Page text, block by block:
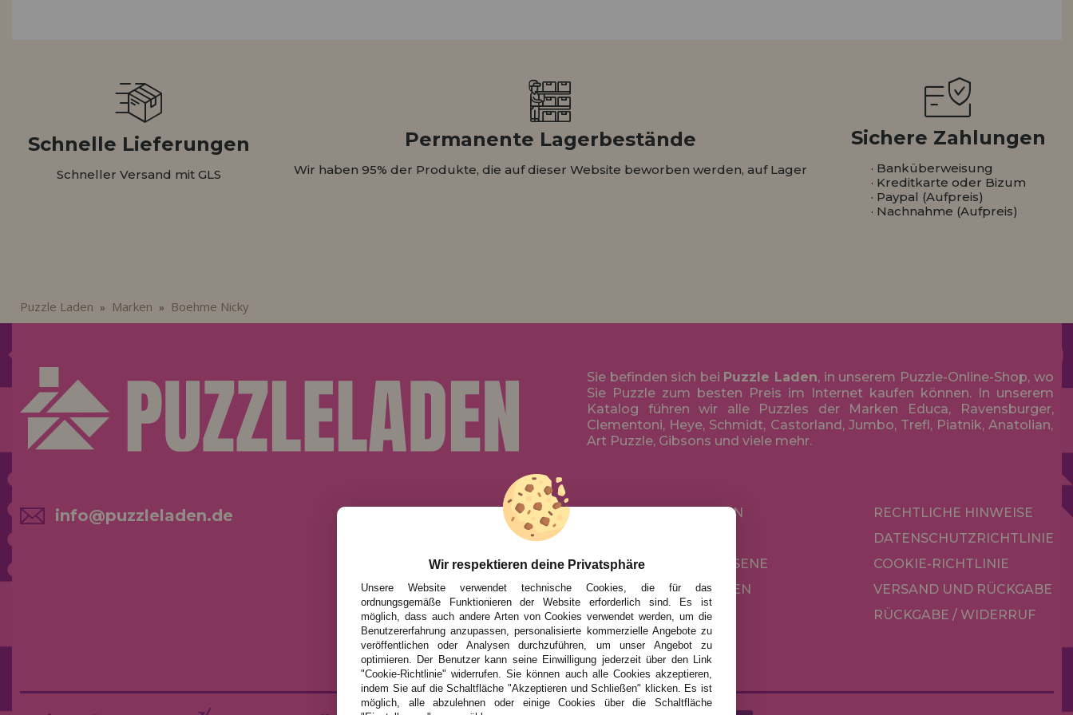
info@puzzleladen.de
Schnelle Lieferungen
Schneller Versand mit GLS
Permanente Lagerbestände
Wir haben 95% der Produkte, die auf dieser Website beworben werden, auf Lager
Sichere Zahlungen
· Banküberweisung
· Kreditkarte oder Bizum
· Paypal (Aufpreis)
· Nachnahme (Aufpreis)
Puzzle Laden » Marken » Boehme Nicky
Sie befinden sich bei Puzzle Laden, in unserem Puzzle-Online-Shop, wo
Sie Puzzle zum besten Preis im Internet kaufen können. In unserem
Katalog führen wir alle Puzzles der Marken Educa, Ravensburger,
Clementoni, Heye, Schmidt, Castorland, Jumbo, Trefl, Piatnik, Anatolian,
Art Puzzle, Gibsons und viele mehr.
info@puzzleladen.de
AKTIONEN UND ANGEBOTE
NACH MARKEN
FÜR ERWACHSENE
NACH AUTOREN
ZUBEHÖR
BRETTSPIELE
RECHTLICHE HINWEISE
DATENSCHUTZRICHTLINIE
COOKIE-RICHTLINIE
VERSAND UND RÜCKGABE
RÜCKGABE / WIDERRUF
Wir respektieren deine Privatsphäre
Unsere Website verwendet technische Cookies, die für das
ordnungsgemäße Funktionieren der Website erforderlich sind. Es ist
möglich, dass auch andere Arten von Cookies verwendet werden, um die
Benutzererfahrung anzupassen, personalisierte kommerzielle Angebote zu
veröffentlichen oder Analysen durchzuführen, um unser Angebot zu
optimieren. Der Benutzer kann seine Einwilligung jederzeit über den Link
"Cookie-Richtlinie" widerrufen. Sie können auch alle Cookies akzeptieren,
indem Sie auf die Schaltfläche "Akzeptieren und Schließen" klicken. Es ist
möglich, alle abzulehnen oder einige Cookies über die Schaltfläche